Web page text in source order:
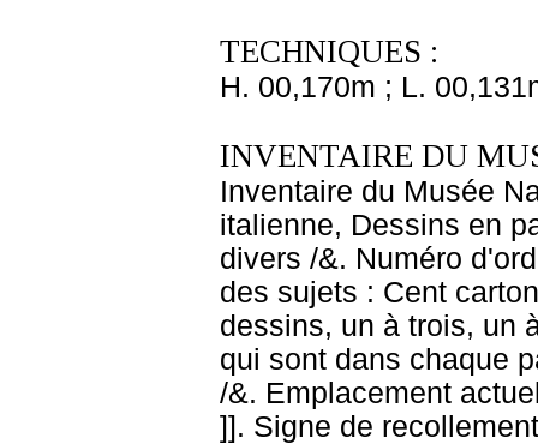
TECHNIQUES :
H. 00,170m ; L.
INVENTAIRE DU
Inventaire du Musée
italienne, Dessins en
divers /&. Numéro
des sujets : Cent
dessins, un à trois, un
qui sont dans chaque
/&. Emplacement
]]. Signe de